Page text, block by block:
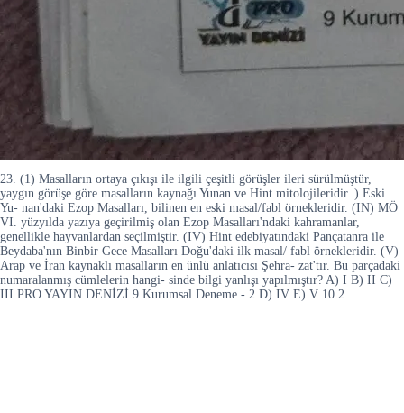
23. (1) Masalların ortaya çıkışı ile ilgili çeşitli görüşler ileri sürülmüştür,
yaygın görüşe göre masalların kaynağı Yunan ve Hint mitolojileridir. ) Eski
Yu- nan'daki Ezop Masalları, bilinen en eski masal/fabl örnekleridir. (IN) MÖ
VI. yüzyılda yazıya geçirilmiş olan Ezop Masalları'ndaki kahramanlar,
genellikle hayvanlardan seçilmiştir. (IV) Hint edebiyatındaki Pançatanra ile
Beydaba'nın Binbir Gece Masalları Doğu'daki ilk masal/ fabl örnekleridir. (V)
Arap ve İran kaynaklı masalların en ünlü anlatıcısı Şehra- zat'tır. Bu parçadaki
numaralanmış cümlelerin hangi- sinde bilgi yanlışı yapılmıştır? A) I B) II C)
III PRO YAYIN DENİZİ 9 Kurumsal Deneme - 2 D) IV E) V 10 2